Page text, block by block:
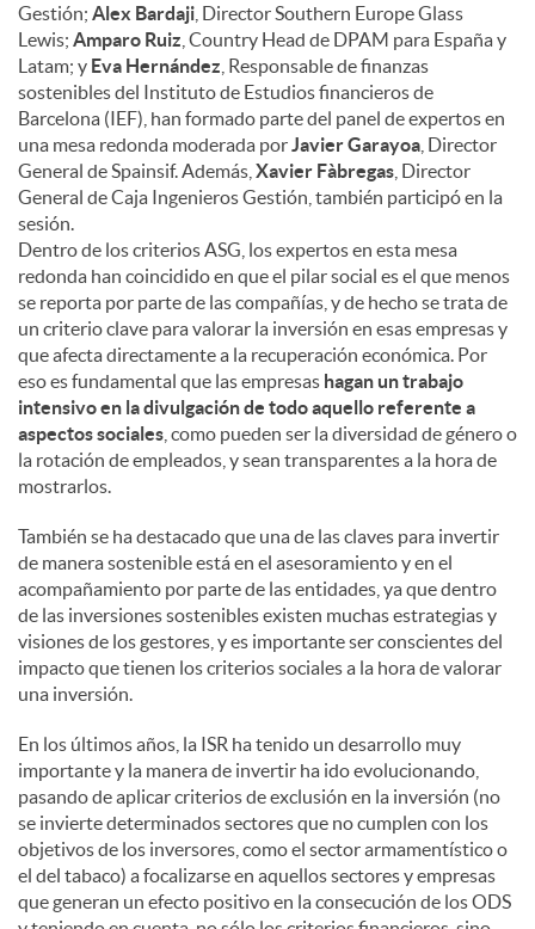
Gestión; Alex Bardaji , Director Southern Europe Glass
Lewis; Amparo Ruiz , Country Head de DPAM para España y
Latam; y Eva Hernández , Responsable de finanzas
sostenibles del Instituto de Estudios financieros de
Barcelona (IEF), han formado parte del panel de expertos en
una mesa redonda moderada porJavier Garayoa , Director
General de Spainsif. Además, Xavier Fàbregas , Director
General de Caja Ingenieros Gestión, también participó en la
sesión.
Dentro de los criterios ASG, los expertos en esta mesa
redonda han coincidido en que el pilar social es el que menos
se reporta por parte de las compañías, y de hecho se trata de
un criterio clave para valorar la inversión en esas empresas y
que afecta directamente a la recuperación económica. Por
eso es fundamental que las empresas hagan un trabajo
intensivo en la divulgación de todo aquello referente a
aspectos sociales , como pueden ser la diversidad de género o
la rotación de empleados, y sean transparentes a la hora de
mostrarlos.
También se ha destacado que una de las claves para invertir
de manera sostenible está en el asesoramiento y en el
acompañamiento por parte de las entidades, ya que dentro
de las inversiones sostenibles existen muchas estrategias y
visiones de los gestores, y es importante ser conscientes del
impacto que tienen los criterios sociales a la hora de valorar
una inversión.
En los últimos años, la ISR ha tenido un desarrollo muy
importante y la manera de invertir ha ido evolucionando,
pasando de aplicar criterios de exclusión en la inversión (no
se invierte determinados sectores que no cumplen con los
objetivos de los inversores, como el sector armamentístico o
el del tabaco) a focalizarse en aquellos sectores y empresas
que generan un efecto positivo en la consecución de los ODS